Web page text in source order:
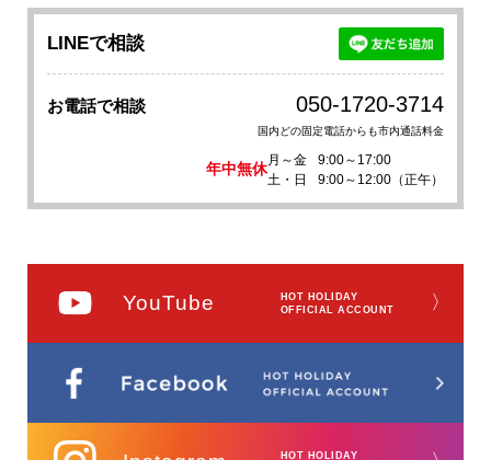
LINEで相談
お電話で相談 050-1720-3714
国内どの固定電話からも市内通話料金
年中無休
月～金
9:00～17:00
土・日
9:00～12:00（正午）
YouTube
HOT HOLIDAY
OFFICIAL ACCOUNT
〉
HOT HOLIDAY